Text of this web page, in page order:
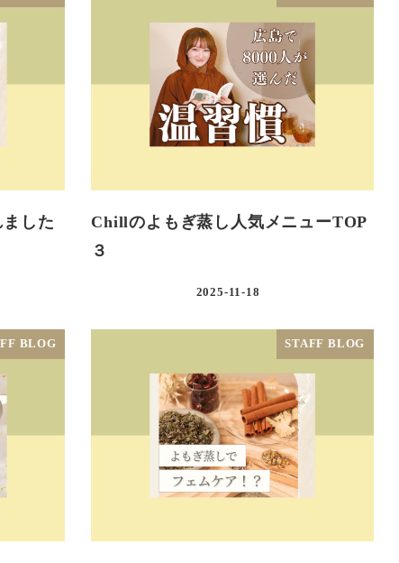
した
Chillのよもぎ蒸し人気メニューTOP
３
2025-11-18
BLOG STAFF BLOG